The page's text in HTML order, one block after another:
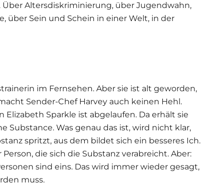
Altersdiskriminierung, über Jugendwahn,
über Sein und Schein in einer Welt, in der
im Fernsehen. Aber sie ist alt geworden,
Sender-Chef Harvey auch keinen Hehl.
Sparkle ist abgelaufen. Da erhält sie
Substance. Was genau das ist, wird nicht klar,
spritzt, aus dem bildet sich ein besseres Ich.
die sich die Substanz verabreicht. Aber:
sind eins. Das wird immer wieder gesagt,
muss.